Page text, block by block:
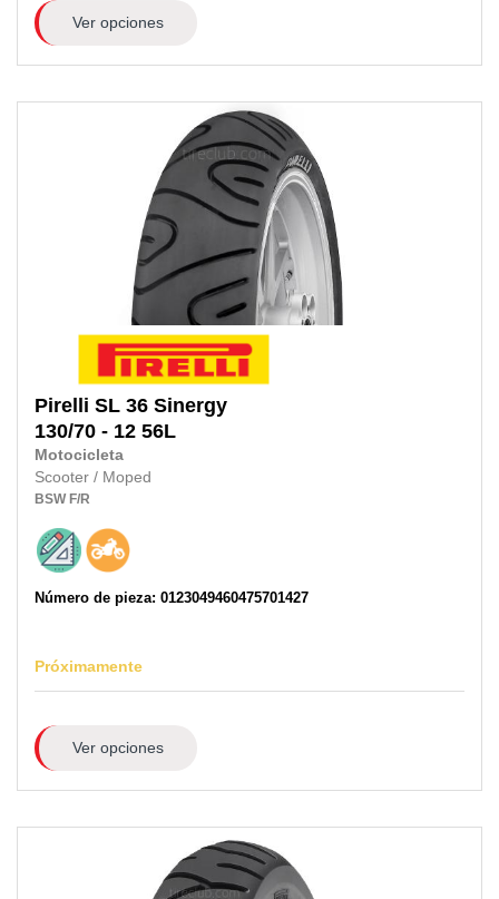
Ver opciones
Pirelli SL 36 Sinergy
130/70 - 12 56L
Motocicleta
Scooter / Moped
BSW F/R
Número de pieza: 0123049460475701427
Próximamente
Ver opciones